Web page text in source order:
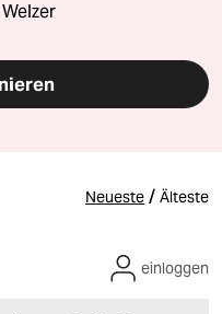
Neueste / Älteste
einloggen